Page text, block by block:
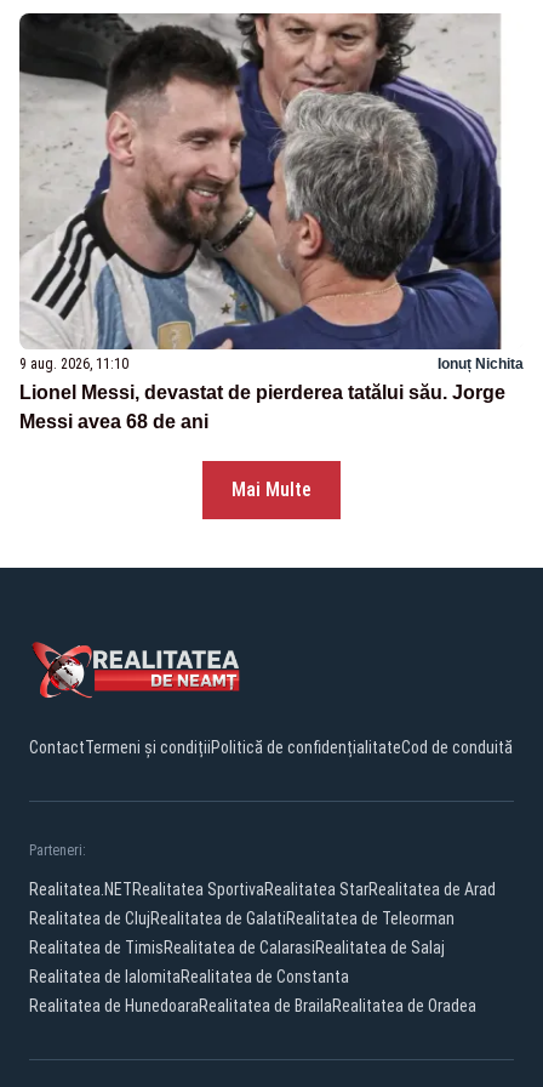
9 aug. 2026, 11:10 Ionuț Nichita
Lionel Messi, devastat de pierderea tatălui său. Jorge
Messi avea 68 de ani
Mai Multe
ContactTermeni și condițiiPolitică de confidențialitateCod de conduită
Parteneri:
Realitatea.NETRealitatea SportivaRealitatea StarRealitatea de Arad
Realitatea de ClujRealitatea de GalatiRealitatea de Teleorman
Realitatea de TimisRealitatea de CalarasiRealitatea de Salaj
Realitatea de IalomitaRealitatea de Constanta
Realitatea de HunedoaraRealitatea de BrailaRealitatea de Oradea